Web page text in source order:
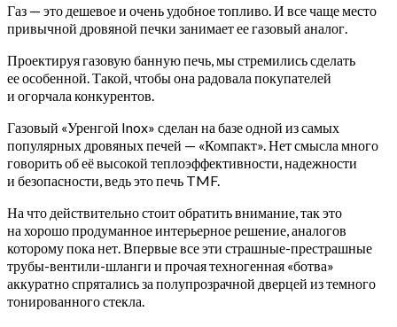
Газ — это дешевое и очень удобное топливо. И все чаще место
привычной дровяной печки занимает ее газовый аналог.
Проектируя газовую банную печь, мы стремились сделать
ее особенной. Такой, чтобы она радовала покупателей
и огорчала конкурентов.
Газовый «Уренгой Inox» сделан на базе одной из самых
популярных дровяных печей — «Компакт». Нет смысла много
говорить об её высокой теплоэффективности, надежности
и безопасности, ведь это печь TMF.
На что действительно стоит обратить внимание, так это
на хорошо продуманное интерьерное решение, аналогов
которому пока нет. Впервые все эти страшные-престрашные
трубы-вентили-шланги и прочая техногенная «ботва»
аккуратно спрятались за полупрозрачной дверцей из темного
тонированного стекла.